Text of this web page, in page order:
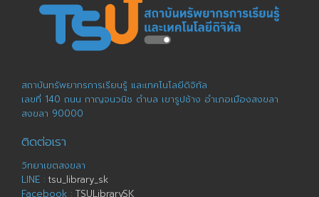
สถาบันทรัพยากรการเรียนรู้ และเทคโนโลยีดิจิทัล
เลขที่ 140 ถนน กาญจนวนิช ตำบล เขารูปช้าง อำเภอเมืองสงขลา
สงขลา 90000
ติดต่อเรา
วิทยาเขตสงขลา
LINE : tsu_library_sk
Facebook : TSULibrarySK